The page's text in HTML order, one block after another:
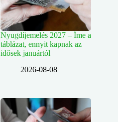
Nyugdíjemelés 2027 – Íme a
táblázat, ennyit kapnak az
idősek januártól
2026-08-08